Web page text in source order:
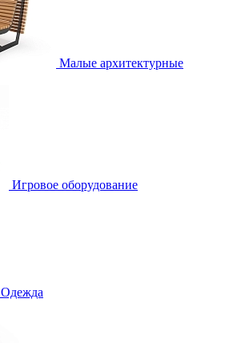
Малые архитектурные
Игровое оборудование
Одежда